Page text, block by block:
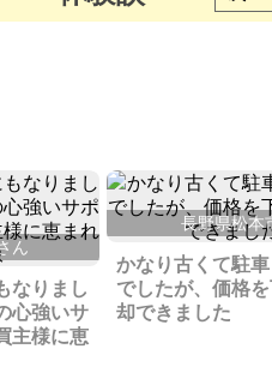
ん
なりまし
心強いサ
主様に恵
長野県松本
かなり古くて駐
でしたが、価格
却できました